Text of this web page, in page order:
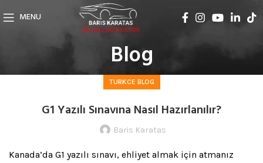
MENU
Blog
TURKCE BLOG
G1 Yazılı Sınavına Nasıl Hazırlanılır?
Baris Karatas
Kanada’da G1 yazılı sınavı, ehliyet almak için atmanız